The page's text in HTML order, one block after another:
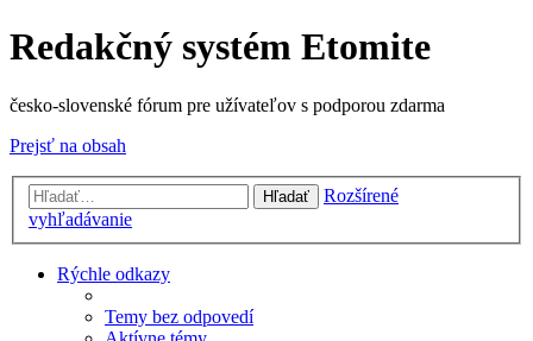
Redakčný systém Etomite
česko-slovenské fórum pre užívateľov s podporou zdarma
Prejsť na obsah
Hľadať
Rozšírené
vyhľadávanie
Rýchle odkazy
Temy bez odpovedí